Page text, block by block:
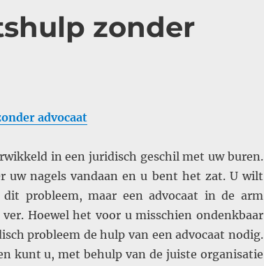
zonder
advocaat
in een juridisch geschil met uw buren.
uw nagels vandaan en u bent het zat. U wilt
probleem, maar een advocaat in de arm
Hoewel het voor u misschien ondenkbaar
probleem de hulp van een advocaat nodig.
kunt u, met behulp van de juiste organisatie